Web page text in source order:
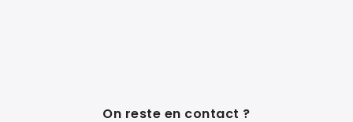
On reste en contact ?